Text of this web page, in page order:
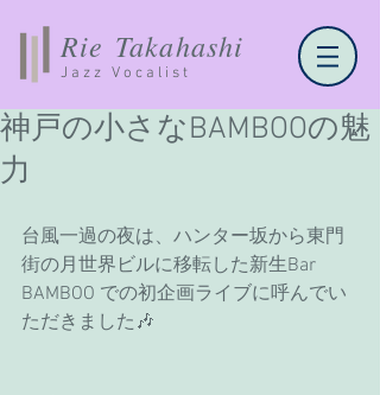
Rie Takahashi
Jazz Vocalist
神戸の小さなBAMBOOの魅
力
台風一過の夜は、ハンター坂から東門
街の月世界ビルに移転した新生Bar
BAMBOO での初企画ライブに呼んでい
ただきました🎶